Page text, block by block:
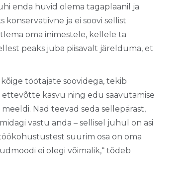
enda huvid olema tagaplaanil ja
ja ei soovi sellist
oma inimestele, kellele ta
peaks juba piisavalt järelduma, et
töötajate soovidega, tekib
kasvu ning edu saavutamise
Nad teevad seda sellepärast,
vastu anda – sellisel juhul on asi
suurim osa on oma
ei olegi võimalik,“ tõdeb